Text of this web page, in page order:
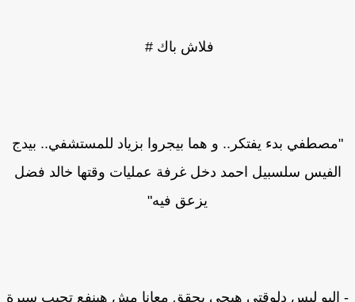
فلاش باك #
بدء يفتكر.. و هما بيجروا بزياد للمستشفي.. بيدج
الفيس سلسبيل احمد دخل غرفة عمليات وقتها خالد فضل
يزعق فيه"
ليس دلوقتي هيجي يحقق معانا مش هينفع تجيب سيرة